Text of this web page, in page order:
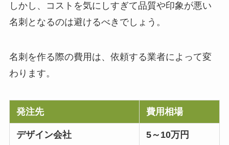
しかし、コストを気にしすぎて品質や印象が悪い
名刺となるのは避けるべきでしょう。
名刺を作る際の費用は、依頼する業者によって変
わります。
発注先 費用相場
デザイン会社 5～10万円